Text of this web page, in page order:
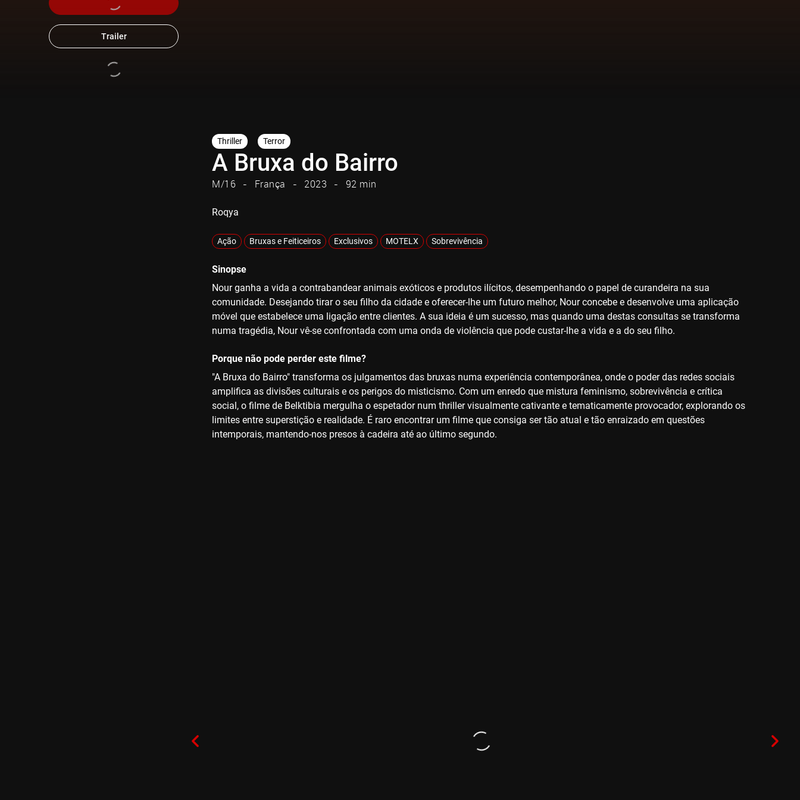
Trailer
Thriller Terror
A Bruxa do Bairro
M/16 França 2023 92 min
Roqya
Ação Bruxas e Feiticeiros Exclusivos MOTELX Sobrevivência
Sinopse
Nour ganha a vida a contrabandear animais exóticos e produtos ilícitos, desempenhando o papel de curandeira na sua
comunidade. Desejando tirar o seu filho da cidade e oferecer-lhe um futuro melhor, Nour concebe e desenvolve uma aplicação
móvel que estabelece uma ligação entre clientes. A sua ideia é um sucesso, mas quando uma destas consultas se transforma
numa tragédia, Nour vê-se confrontada com uma onda de violência que pode custar-lhe a vida e a do seu filho.
Porque não pode perder este filme?
"A Bruxa do Bairro" transforma os julgamentos das bruxas numa experiência contemporânea, onde o poder das redes sociais
amplifica as divisões culturais e os perigos do misticismo. Com um enredo que mistura feminismo, sobrevivência e crítica
social, o filme de Belktibia mergulha o espetador num thriller visualmente cativante e tematicamente provocador, explorando os
limites entre superstição e realidade. É raro encontrar um filme que consiga ser tão atual e tão enraizado em questões
intemporais, mantendo-nos presos à cadeira até ao último segundo.